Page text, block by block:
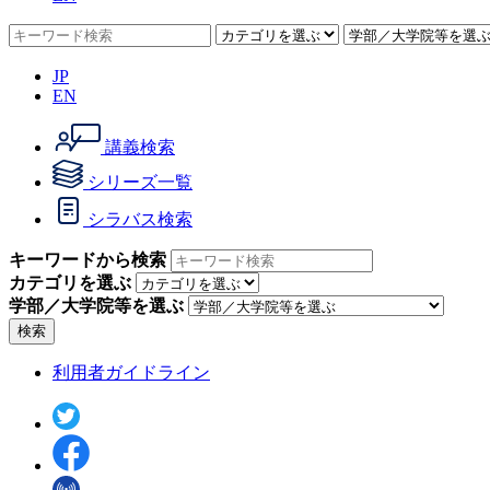
JP
EN
講義検索
シリーズ一覧
シラバス検索
キーワードから検索
カテゴリを選ぶ
学部／大学院等を選ぶ
検索
利用者ガイドライン